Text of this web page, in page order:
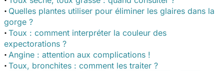
· Quelles plantes utiliser pour éliminer les glaires dans la
gorge ?
· Toux : comment interpréter la couleur des
expectorations ?
· Angine : attention aux complications !
· Toux, bronchites : comment les traiter ?